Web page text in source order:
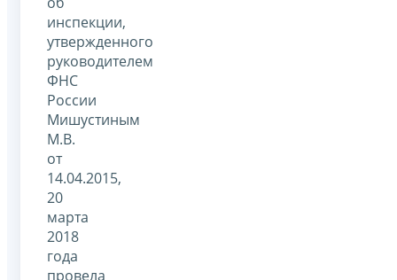
инспекции,
утвержденного
руководителем
ФНС
России
Мишустиным
М.В.
от
14.04.2015,
20
марта
2018
года
провела